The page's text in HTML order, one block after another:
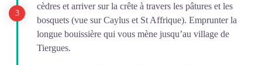
cèdres et arriver sur la crête à travers les pâtures et les
bosquets (vue sur Caylus et St Affrique). Emprunter la
longue bouissière qui vous mène jusqu’au village de
Tiergues.